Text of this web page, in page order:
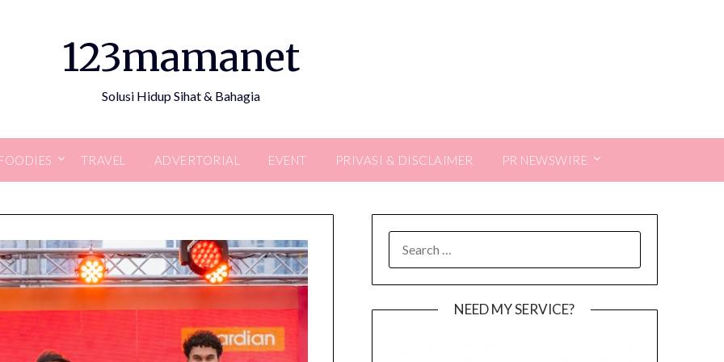
123mamanet
Solusi Hidup Sihat & Bahagia
TRAVEL ADVERTORIAL EVENT PRIVASI & DISCLAIMER PR NEWSWIRE
FOR:
NEED MY SERVICE?